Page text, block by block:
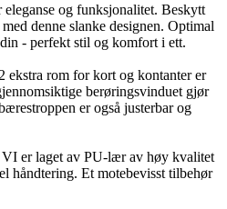
og funksjonalitet. Beskytt
denne slanke designen. Optimal
- perfekt stil og komfort i ett.
ekstra rom for kort og kontanter er
berøringsvinduet gjør
er også justerbar og
er laget av PU-lær av høy kvalitet
håndtering. Et motebevisst tilbehør